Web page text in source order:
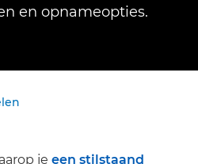
en opnameopties.
je een stilstaand